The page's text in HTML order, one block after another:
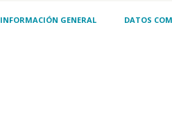
INFORMACIÓN GENERAL DATOS